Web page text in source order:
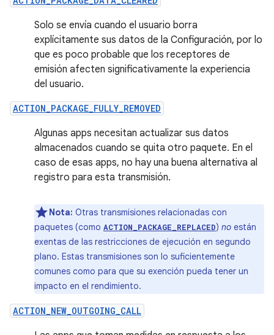
Solo se envía cuando el usuario borra
explícitamente sus datos de la Configuración, por lo
que es poco probable que los receptores de
emisión afecten significativamente la experiencia
del usuario.
ACTION_PACKAGE_FULLY_REMOVED
Algunas apps necesitan actualizar sus datos
almacenados cuando se quita otro paquete. En el
caso de esas apps, no hay una buena alternativa al
registro para esta transmisión.
Nota: Otras transmisiones relacionadas con
paquetes (como ACTION_PACKAGE_REPLACED) no están
exentas de las restricciones de ejecución en segundo
plano. Estas transmisiones son lo suficientemente
comunes como para que su exención pueda tener un
impacto en el rendimiento.
ACTION_NEW_OUTGOING_CALL